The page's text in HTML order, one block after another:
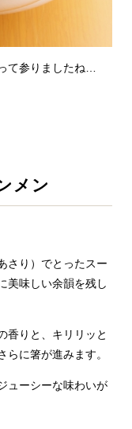
て参りましたね…
メン
さり）でとったスー
美味しい余韻を残し
香りと、キリリッと
らに箸が進みます。
ューシーな味わいが